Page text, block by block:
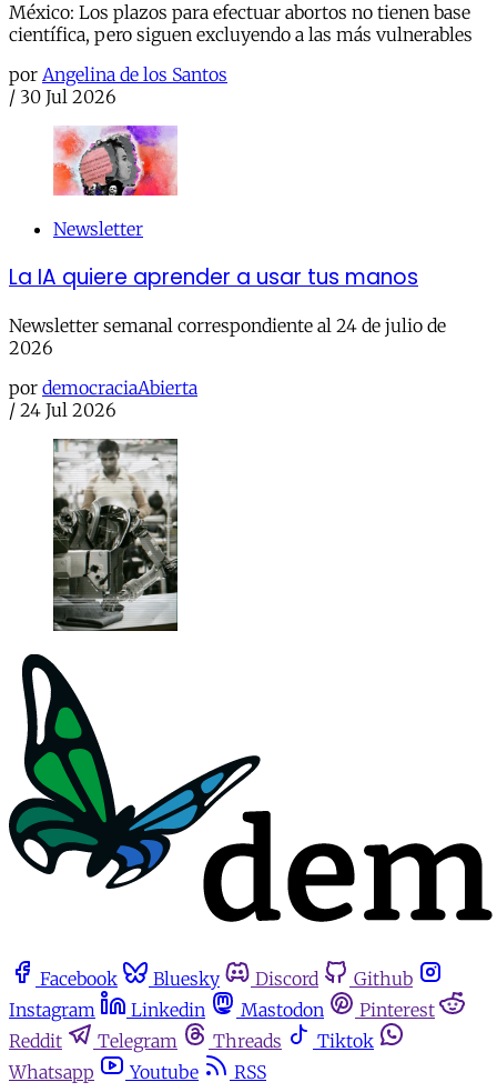
México: Los plazos para efectuar abortos no tienen base
científica, pero siguen excluyendo a las más vulnerables
por Angelina de los Santos
/ 30 Jul 2026
Newsletter
La IA quiere aprender a usar tus manos
Newsletter semanal correspondiente al 24 de julio de
2026
por democraciaAbierta
/ 24 Jul 2026
Facebook Bluesky Discord
Github
Instagram
Linkedin Mastodon
Pinterest
Reddit
Telegram Threads
Tiktok
Whatsapp
Youtube
RSS